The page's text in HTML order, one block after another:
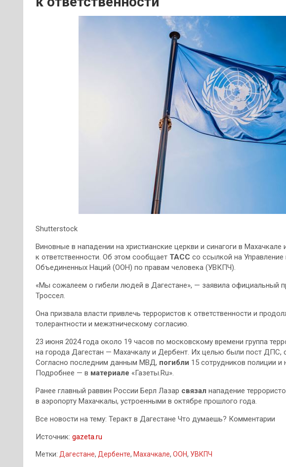
Shutterstock
Виновные в нападении на христианские церкви и синагоги в
к ответственности. Об этом сообщает ТАСС со ссылкой на
Объединенных Наций (ООН) по правам человека (УВКПЧ).
«Мы сожалеем о гибели людей в Дагестане», — заявила официальный
Троссел.
Она призвала власти привлечь террористов к ответственности и
толерантности и межэтническому согласию.
23 июня 2024 года около 19 часов по московскому времени группа
на города Дагестан — Махачкалу и Дербент. Их целью были пост ДПС,
Согласно последним данным МВД, погибли 15 сотрудников полиции и
Подробнее — в материале «Газеты.Ru».
Ранее главный раввин России Берл Лазар связал нападение
в аэропорту Махачкалы, устроенными в октябре прошлого года.
Все новости на тему: Теракт в Дагестане Что думаешь? Комментарии
Источник: gazeta.ru
Метки: Дагестане, Дербенте, Махачкале, ООН, УВКПЧ